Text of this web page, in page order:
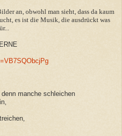
an, obwohl man sieht, dass da kaum
es ist die Musik, die ausdrückt was
manche schleichen